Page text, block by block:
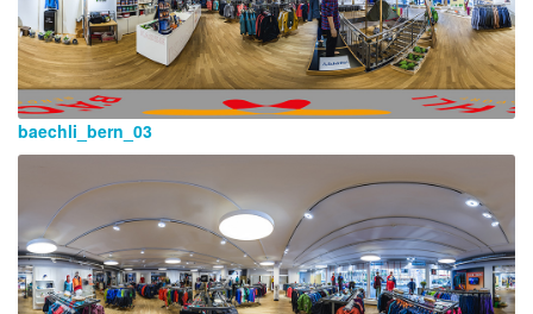
baechli_bern_03